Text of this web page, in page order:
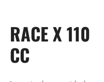
RACE X 110
CC